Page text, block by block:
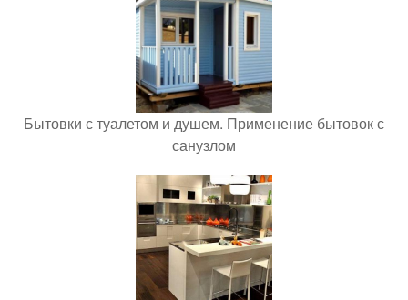
Бытовки с туалетом и душем. Применение бытовок с
санузлом